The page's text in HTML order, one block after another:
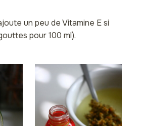
un peu de Vitamine E si
pour 100 ml).